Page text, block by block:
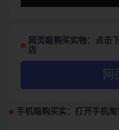
网页端购买实物：点击
店
网
手机端购买实：打开手机